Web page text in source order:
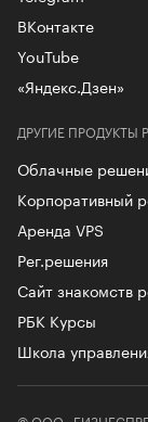
ДРУГИЕ ПРОДУКТЫ
Облачные
Корпоративный
Аренда VPS
Рег.решения
Сайт знакомств
РБК Курсы
Школа
ВКонтакте
YouTube
«Яндекс.Дзен»